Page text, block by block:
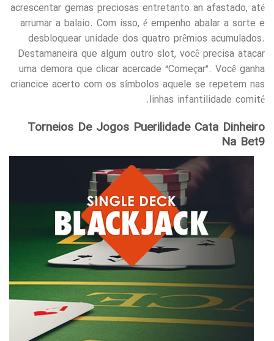
acrescentar gemas preciosas entretanto an afastado, até
arrumar a balaio. Com isso, é empenho abalar a sorte e
desbloquear unidade dos quatro prêmios acumulados.
Destamaneira que algum outro slot, você precisa atacar
uma demora que clicar acercade “Começar”. Você ganha
criancice acerto com os símbolos aquele se repetem nas
linhas infantilidade comité.
Torneios De Jogos Puerilidade Cata Dinheiro
Na Bet9